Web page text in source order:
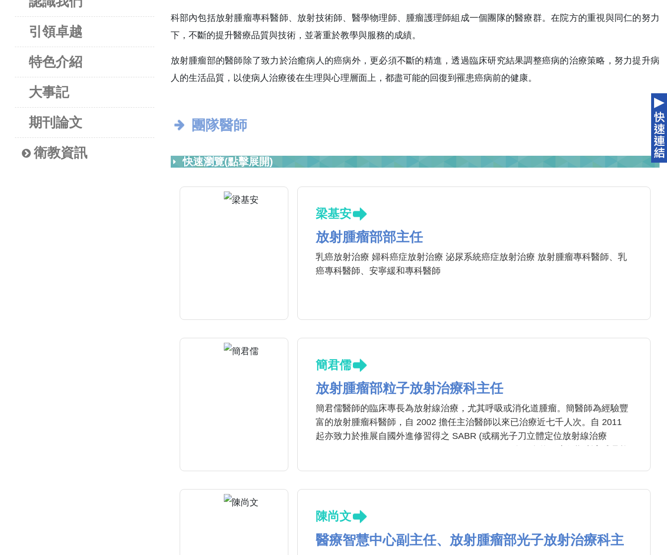
引領卓越
特色介紹
大事記
期刊論文
衛教資訊
科部內包括放射腫瘤專科醫師、放射技術師、醫學物理師、腫瘤護理師組成一個團隊的醫療群。在院方的重視與同仁的努力
下，不斷的提升醫療品質與技術，並著重於教學與服務的成績。
放射腫瘤部的醫師除了致力於治癒病人的癌病外，更必須不斷的精進，透過臨床研究結果調整癌病的治療策略，努力提升病
人的生活品質，以使病人治療後在生理與心理層面上，都盡可能的回復到罹患癌病前的健康。
團隊醫師
快速瀏覽(點擊展開)
梁基安
放射腫瘤部部主任
乳癌放射治療 婦科癌症放射治療 泌尿系統癌症放射治療 放射腫瘤專科醫師、乳
癌專科醫師、安寧緩和專科醫師
簡君儒
放射腫瘤部粒子放射治療科主任
簡君儒醫師的臨床專長為放射線治療，尤其呼吸或消化道腫瘤。簡醫師為經驗豐
富的放射腫瘤科醫師，自 2002 擔任主治醫師以來已治療近七千人次。自 2011
起亦致力於推展自國外進修習得之 SABR (或稱光子刀立體定位放射線治療
陳尚文
醫療智慧中心副主任、放射腫瘤部光子放射治療科主